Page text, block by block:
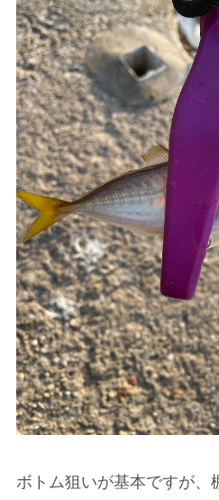
ボトム狙いが基本ですが、